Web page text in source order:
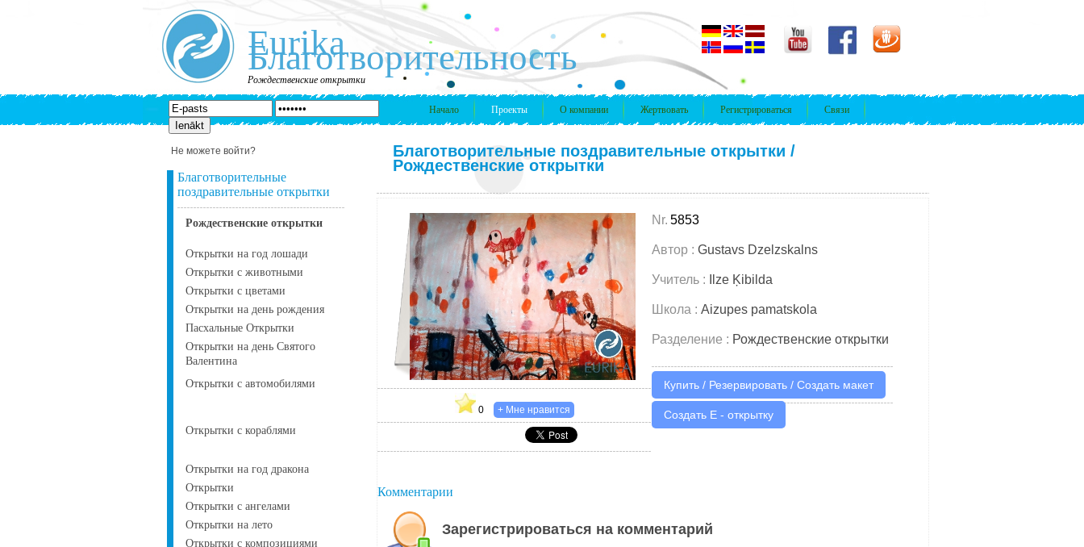
Eurika
Благотворительность
Рождественские открытки
Начало Проекты О компании Жертвовать Регистрироваться Связи
Не можете войти?
Благотворительные
поздравительные открытки
Рождественские открытки
Открытки на год лошади
Открытки с животными
Открытки с цветами
Открытки на день рождения
Пасхальные Открытки
Открытки на день Святого
Валентина
Открытки с автомобилями
Открытки с кораблями
Открытки на год дракона
Открытки
Открытки с ангелами
Открытки на лето
Открытки с композициями
Благотворительные поздравительные открытки /
Рождественские открытки
0
Nr. 5853
Автор : Gustavs Dzelzskalns
Учитель : Ilze Ķibilda
Школа : Aizupes pamatskola
Разделение : Рождественские открытки
Создать Е - открытку
Комментарии
Зарегистрироваться на комментарий